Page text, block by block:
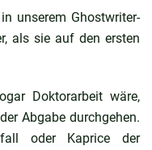
unserem Ghostwriter-
als sie auf den ersten
Doktorarbeit wäre,
Abgabe durchgehen.
oder Kaprice der